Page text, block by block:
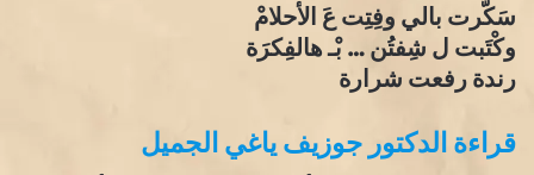
سَكَّرت بالي وفِتِت عَ الأحلامْ
وكْتَبت ل شِفتُن … بْـ هالفِكرَة
رندة رفعت شرارة
قراءة الدكتور جوزيف ياغي الجميل